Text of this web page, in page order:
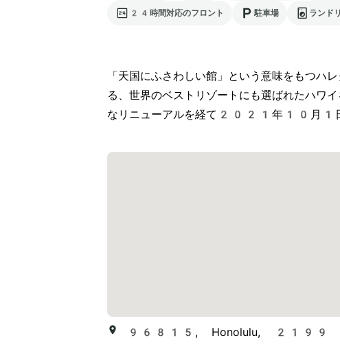
24時間対応のフロント 駐車場 ランド
「天国にふさわしい館」という意味をもつハ
る、世界のベストリゾートにも選ばれたハワ
なリニューアルを経て2021年10月1日
96815, Honolulu, 2199